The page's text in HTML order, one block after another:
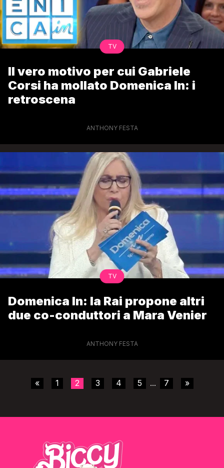
TV
Il vero motivo per cui Gabriele
Corsi ha mollato Domenica In: i
retroscena
ANTHONY FESTA
TV
Domenica In: la Rai propone altri
due co-conduttori a Mara Venier
ANTHONY FESTA
« 1 2 3 4 5 ... 7 »